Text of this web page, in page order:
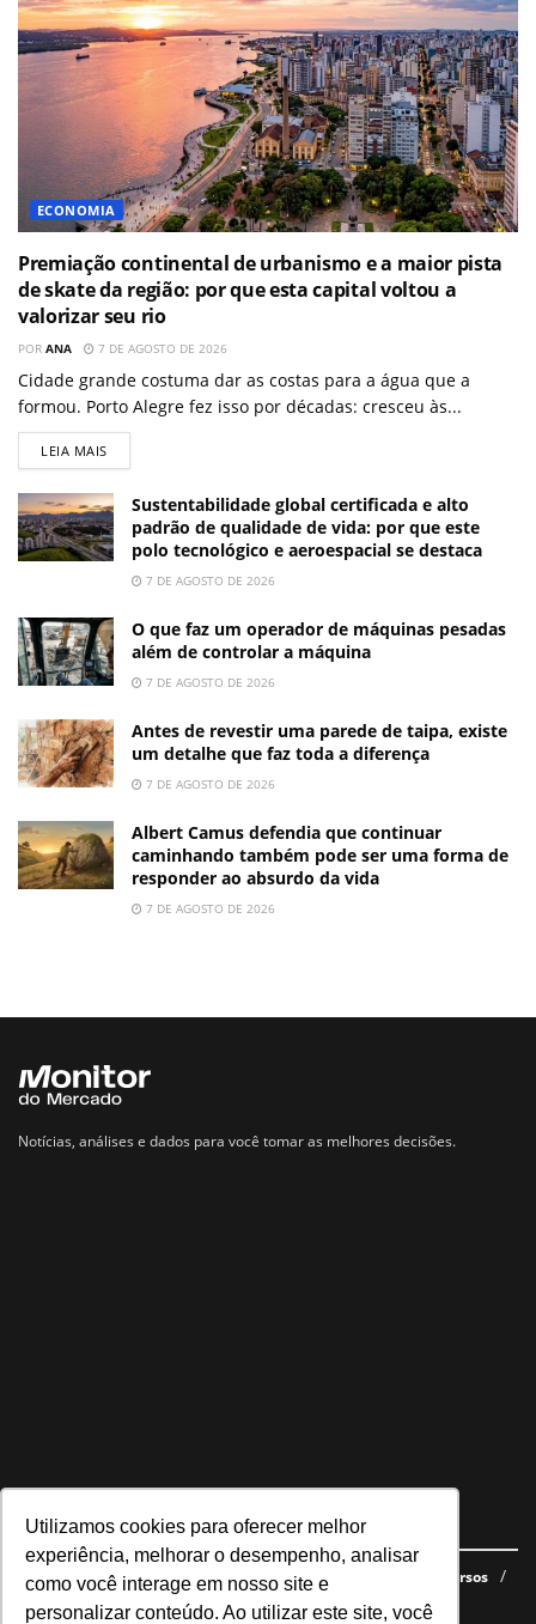
Utilizamos cookies para oferecer melhor
experiência, melhorar o desempenho, analisar
como você interage em nosso site e
personalizar conteúdo. Ao utilizar este site, você
ECONOMIA
Premiação continental de urbanismo e a maior pista
de skate da região: por que esta capital voltou a
valorizar seu rio
POR ANA 7 DE AGOSTO DE 2026
Cidade grande costuma dar as costas para a água que a
formou. Porto Alegre fez isso por décadas: cresceu às...
LEIA MAIS
Sustentabilidade global certificada e alto
padrão de qualidade de vida: por que este
polo tecnológico e aeroespacial se destaca
7 DE AGOSTO DE 2026
O que faz um operador de máquinas pesadas
além de controlar a máquina
7 DE AGOSTO DE 2026
Antes de revestir uma parede de taipa, existe
um detalhe que faz toda a diferença
7 DE AGOSTO DE 2026
Albert Camus defendia que continuar
caminhando também pode ser uma forma de
responder ao absurdo da vida
7 DE AGOSTO DE 2026
Notícias, análises e dados para você tomar as melhores decisões.
Navegue no site
Últimas notícias Quem somos E-books gratuitos
Cursos
Política de privacidade